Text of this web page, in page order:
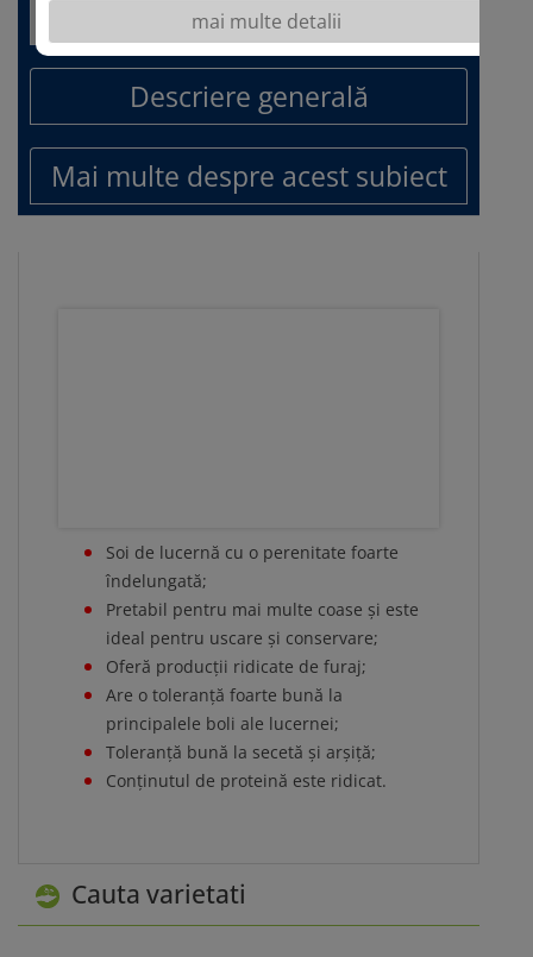
Cauta varietati
Avantaje
Descriere generală
Mai multe despre acest subiect
Soi de lucernă cu o perenitate foarte
îndelungată;
Pretabil pentru mai multe coase și este
ideal pentru uscare și conservare;
Oferă producții ridicate de furaj;
Are o toleranță foarte bună la
principalele boli ale lucernei;
Toleranță bună la secetă și arșiță;
Conținutul de proteină este ridicat.
mai multe detalii